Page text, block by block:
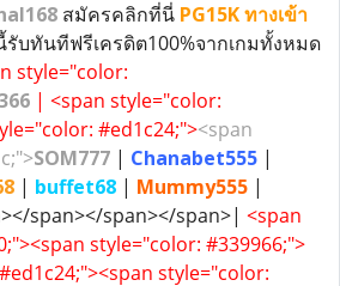
สมัครคลิกที่นี่ PG15Kทางเข้า
บทันทีฟรีเครดิต100%จากเกมทั้งหมด
style="color:
| <span style="color:
#ed1c24;"><span
SOM777 | Chanabet555 |
| buffet68 | Mummy555 |
span></span></span>| <span
style="color: #339966;">
style="color: